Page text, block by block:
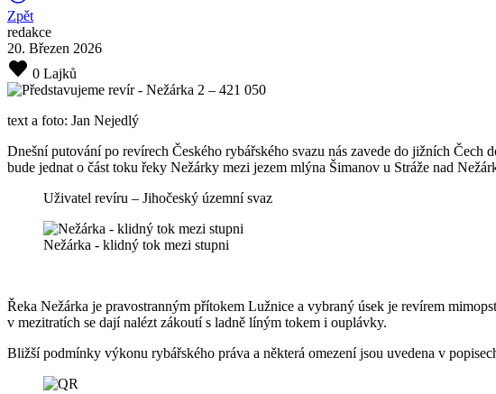
Zpět
redakce
20. Březen 2026
0 Lajků
text a foto: Jan Nejedlý
Dnešní putování po revírech Českého rybářského svazu nás zavede do jižních
bude jednat o část toku řeky Nežárky mezi jezem mlýna Šimanov u Stráže nad
Uživatel revíru – Jihočeský územní svaz
Nežárka - klidný tok mezi stupni
Řeka Nežárka je pravostranným přítokem Lužnice a vybraný úsek je revírem
v mezitratích se dají nalézt zákoutí s ladně líným tokem i ouplávky.
Bližší podmínky výkonu rybářského práva a některá omezení jsou uvedena v